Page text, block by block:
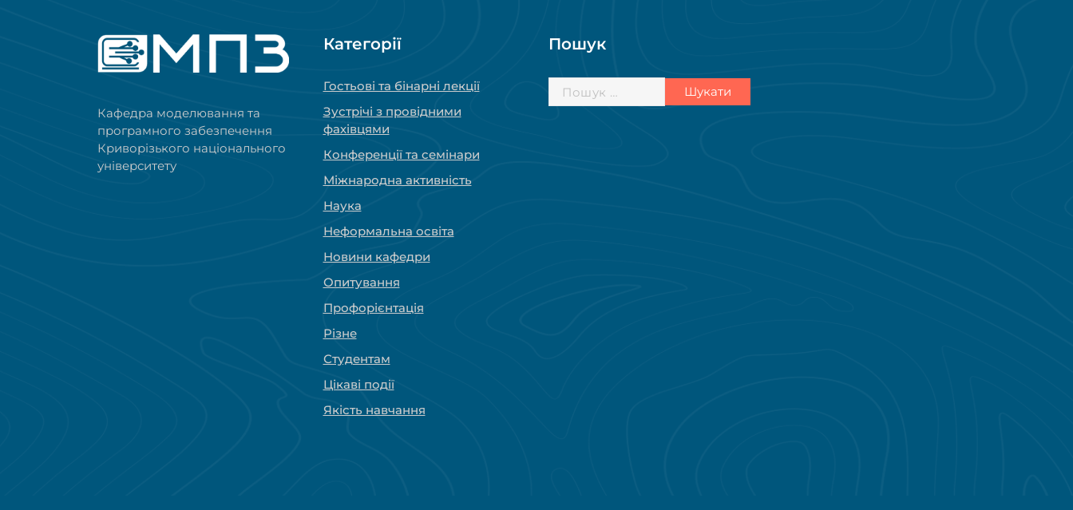
Кафедра моделювання та
програмного забезпечення
Криворізького національного
університету
Категорії
Гостьові та бінарні лекції
Зустрічі з провідними
фахівцями
Конференції та семінари
Міжнародна активність
Наука
Неформальна освіта
Новини кафедри
Опитування
Профорієнтація
Різне
Студентам
Цікаві події
Якість навчання
Пошук
Пошук: